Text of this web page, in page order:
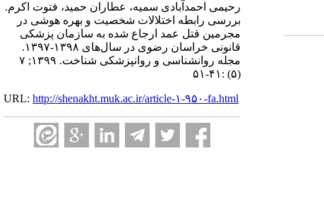
رحیمی احمدآبادی سمیه، عطاران حمید، فتوت اکرم.
بررسی رابطه اختلالات شخصیت و بهره هوشی در
مجرمین قتل عمد ارجاع شده به سازمان پزشکی
قانونی خراسان رضوی در سال‌های ۱۳۹۸-۱۳۹۷.
مجله روانشناسی و روانپزشکی شناخت. ۱۳۹۹; ۷
(۵) :۴۱-۵۱
URL: http://shenakht.muk.ac.ir/article-۱-۹۵۰-fa.html